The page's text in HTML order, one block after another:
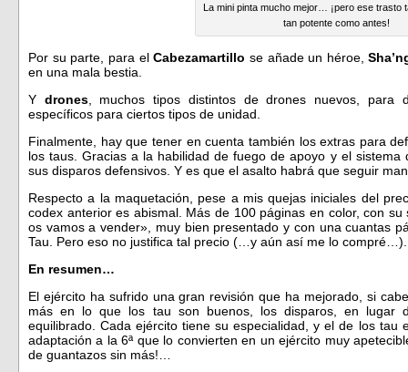
La mini pinta mucho mejor… ¡pero ese trasto
tan potente como antes!
Por su parte, para elCabezamartillo se añade un héroe,
en una mala bestia.
Y drones, muchos tipos distintos de drones nuevos, para
específicos para ciertos tipos de unidad.
Finalmente, hay que tener en cuenta también los extras para
los taus. Gracias a la habilidad de fuego de apoyo y el
sus disparos defensivos. Y es que el asalto habrá que seguir
Respecto a la maquetación, pese a mis quejas iniciales del
codex anterior es abismal. Más de 100 páginas en color, con
os vamos a vender», muy bien presentado y con una cuantas
Tau. Pero eso no justifica tal precio (…y aún así me lo compré…).
En resumen…
El ejército ha sufrido una gran revisión que ha mejorado, si
más en lo que los tau son buenos, los disparos, en lugar
equilibrado. Cada ejército tiene su especialidad, y el de los tau
adaptación a la 6ª que lo convierten en un ejército muy
de guantazos sin más!…